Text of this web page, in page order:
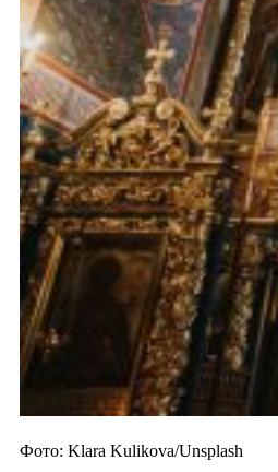
Фото: Klara Kulikova/Unsplash